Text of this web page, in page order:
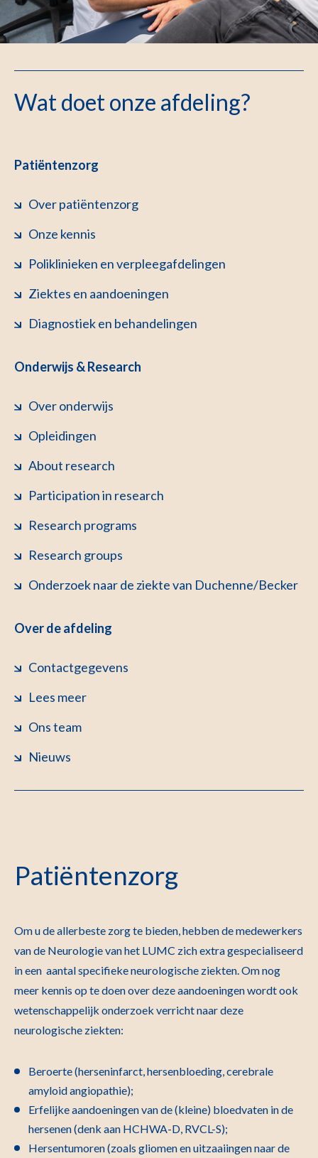
Wat doet onze afdeling?
Patiëntenzorg
Over patiëntenzorg
Onze kennis
Poliklinieken en verpleegafdelingen
Ziektes en aandoeningen
Diagnostiek en behandelingen
Onderwijs & Research
Over onderwijs
Opleidingen
About research
Participation in research
Research programs
Research groups
Onderzoek naar de ziekte van Duchenne/Becker
Over de afdeling
Contactgegevens
Lees meer
Ons team
Nieuws
Patiëntenzorg
Om u de allerbeste zorg te bieden, hebben de medewerkers
van de Neurologie van het LUMC zich extra gespecialiseerd
in een aantal specifieke neurologische ziekten. Om nog
meer kennis op te doen over deze aandoeningen wordt ook
wetenschappelijk onderzoek verricht naar deze
neurologische ziekten:
Beroerte (herseninfarct, hersenbloeding, cerebrale
amyloid angiopathie);
Erfelijke aandoeningen van de (kleine) bloedvaten in de
hersenen (denk aan HCHWA-D, RVCL-S);
Hersentumoren (zoals gliomen en uitzaaiingen naar de